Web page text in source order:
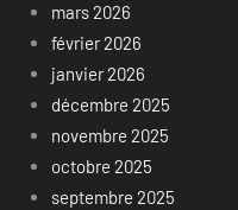
mars 2026
février 2026
janvier 2026
décembre 2025
novembre 2025
octobre 2025
septembre 2025